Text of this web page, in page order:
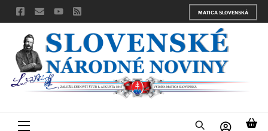
Skip
to
content
MATICA SLOVENSKÁ
Menu